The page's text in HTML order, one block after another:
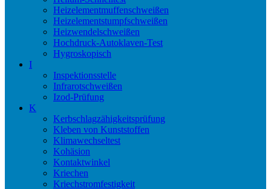
Heizelementmuffenschweißen
Heizelementstumpfschweißen
Heizwendelschweißen
Hochdruck-Autoklaven-Test
Hygroskopisch
I
Inspektionsstelle
Infrarotschweißen
Izod-Prüfung
K
Kerbschlagzähigkeitsprüfung
Kleben von Kunststoffen
Klimawechseltest
Kohäsion
Kontaktwinkel
Kriechen
Kriechstromfestigkeit